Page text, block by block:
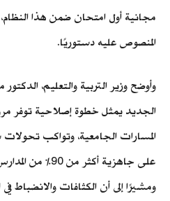
مجانية أول امتحان ضمن هذا النظام،
المنصوص عليه دستوريًا.
وأوضح وزير التربية والتعليم،
الجديد يمثل خطوة إصلاحية توفر
المسارات الجامعية، وتواكب تحولات
على جاهزية أكثر
ومشيرًا إلى أن الكثافات والانضباط في